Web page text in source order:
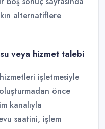
alternatiflere
veya hizmet talebi
işletmesiyle
önce
kanalıyla
saatini, işlem